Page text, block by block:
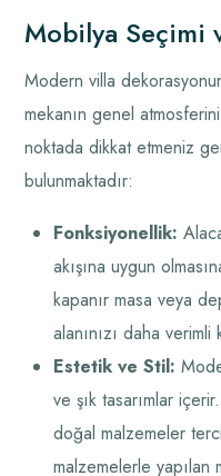
Mobilya Seçimi
Modern villa
mekanın genel
noktada dikkat etmeniz
bulunmaktadır:
Fonksiyonellik:
akışına uygun
kapanır masa veya
alanınızı daha verimli
Estetik ve Stil:
ve şık tasarımlar
doğal malzemeler
malzemelerle yapılan